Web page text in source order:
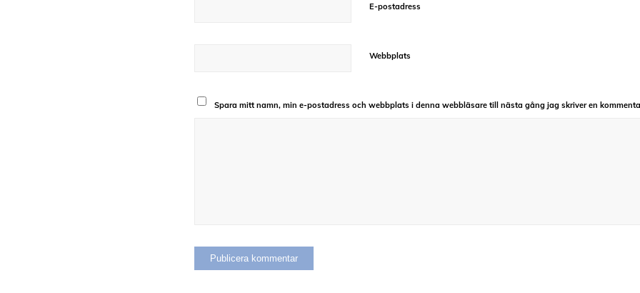
E-postadress
Webbplats
Spara mitt namn, min e-postadress och webbplats i denna webbläsare till nästa gång jag skriver en